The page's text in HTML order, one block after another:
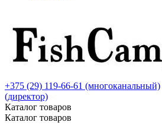
+375 (29) 119-66-61 (многоканальный)
(директор)
Каталог товаров
Каталог товаров